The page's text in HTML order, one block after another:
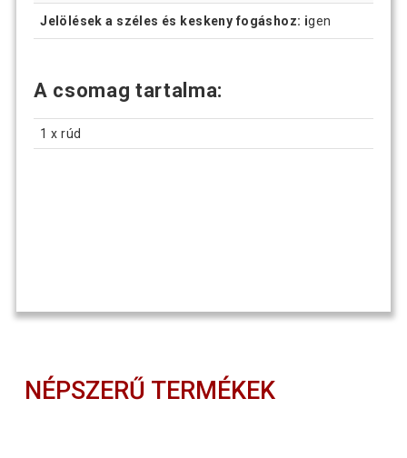
Jelölések a széles és keskeny fogáshoz: igen
A csomag tartalma:
1 x rúd
NÉPSZERŰ TERMÉKEK